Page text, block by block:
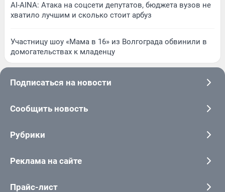
AI-AINA: Атака на соцсети депутатов, бюджета вузов не
хватило лучшим и сколько стоит арбуз
Участницу шоу «Мама в 16» из Волгограда обвинили в
домогательствах к младенцу
Подписаться на новости
Сообщить новость
Рубрики
Реклама на сайте
Прайс-лист